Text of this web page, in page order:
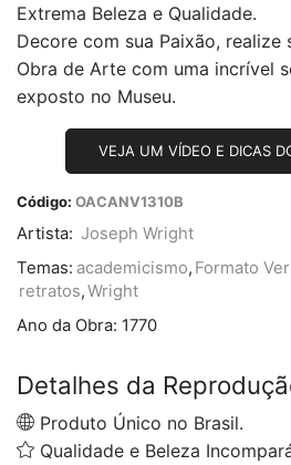
Extrema Beleza e Qualidade.
Decore com sua Paixão, realize
Obra de Arte com uma incrível
exposto no Museu.
VEJA UM VÍDEO E DICAS
Código: OACANV1310B
Artista: Joseph Wright
Temas: academicismo, Formato
retratos,Wright
Ano da Obra: 1770
Detalhes da
Produto Único no Brasil.
Qualidade e Beleza